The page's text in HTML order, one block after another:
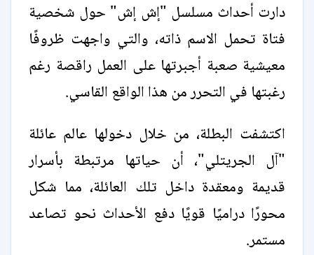
دارت أحداث مسلسل "إش إش" حول شخصية
فتاة تحمل الاسم ذاته، والتي واجهت ظروفًا
معيشية صعبة أجبرتها على العمل راقصة رغم
رغبتها في التحرر من هذا الواقع القاسي.
اكتشفت البطلة، من خلال دخولها عالم عائلة
"آل الجريتلي"، أن حياتها مرتبطة بأسرار
قديمة ومعقدة داخل تلك العائلة، مما شكل
محورًا دراميًا قويًا دفع الأحداث نحو تصاعد
مستمر.